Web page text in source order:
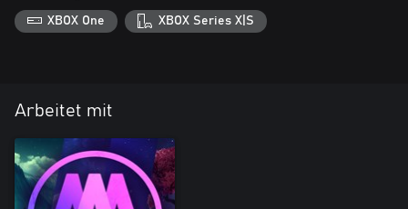
XBOX One XBOX Series X|S
Arbeitet mit